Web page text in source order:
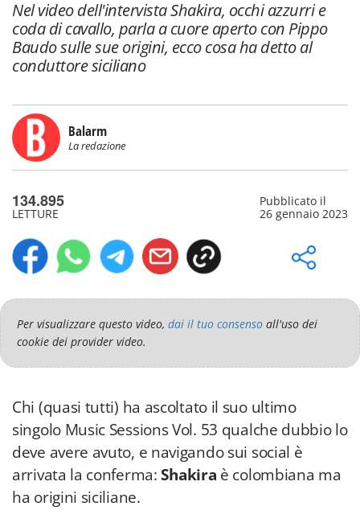
Nel video dell'intervista Shakira, occhi azzurri e
coda di cavallo, parla a cuore aperto con Pippo
Baudo sulle sue origini, ecco cosa ha detto al
conduttore siciliano
Balarm
La redazione
134.895
LETTURE
Pubblicato il
26 gennaio 2023
Per visualizzare questo video, dai il tuo consenso all'uso dei
cookie dei provider video.
Chi (quasi tutti) ha ascoltato il suo ultimo
singolo Music Sessions Vol. 53 qualche dubbio lo
deve avere avuto, e navigando sui social è
arrivata la conferma:Shakira è colombiana ma
ha origini siciliane.